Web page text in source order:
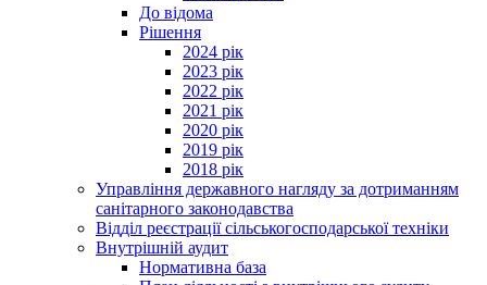
До відома
Рішення
2024 рік
2023 рік
2022 рік
2021 рік
2020 рік
2019 рік
2018 рік
Управління державного нагляду за дотриманням
санітарного законодавства
Відділ реєстрації сільськогосподарської техніки
Внутрішній аудит
Нормативна база